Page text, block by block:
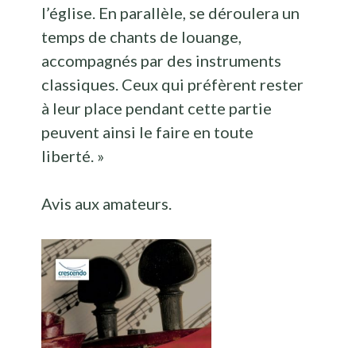
l’église. En parallèle, se déroulera un
temps de chants de louange,
accompagnés par des instruments
classiques. Ceux qui préfèrent rester
à leur place pendant cette partie
peuvent ainsi le faire en toute
liberté. »
Avis aux amateurs.